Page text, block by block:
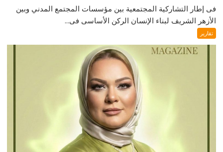
فى إطار التشاركية المجتمعية بين مؤسسات المجتمع المدني وبين
الأزهر الشريف لبناء الإنسان الركن الأساسى فى...
تقارير